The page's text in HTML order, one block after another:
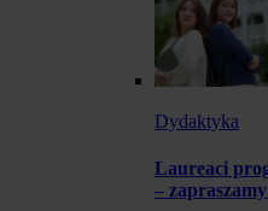
Dydaktyka
Laureaci
–